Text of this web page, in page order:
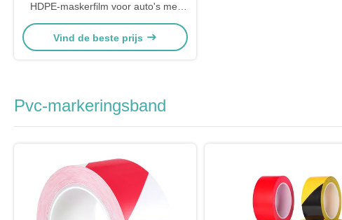
HDPE-maskerfilm voor auto's met
Washi papier
Vind de beste prijs
Pvc-markeringsband